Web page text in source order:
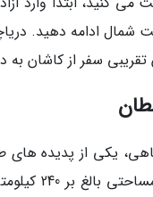
سفر از کاشان
دریا واقع